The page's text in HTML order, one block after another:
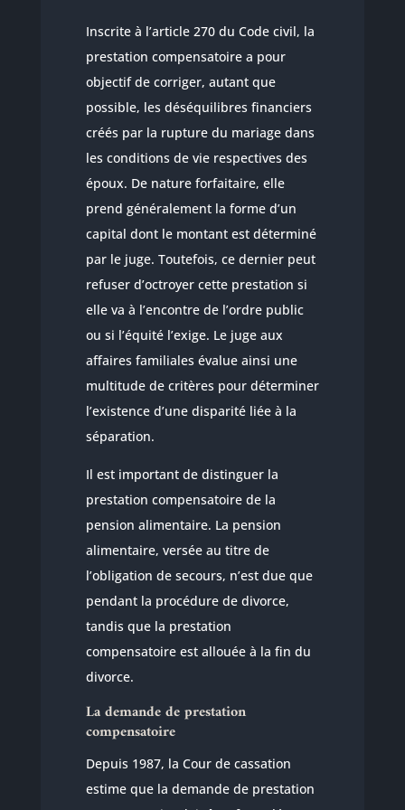
Inscrite à l’article 270 du Code civil, la
prestation compensatoire a pour
objectif de corriger, autant que
possible, les déséquilibres financiers
créés par la rupture du mariage dans
les conditions de vie respectives des
époux. De nature forfaitaire, elle
prend généralement la forme d’un
capital dont le montant est déterminé
par le juge. Toutefois, ce dernier peut
refuser d’octroyer cette prestation si
elle va à l’encontre de l’ordre public
ou si l’équité l’exige. Le juge aux
affaires familiales évalue ainsi une
multitude de critères pour déterminer
l’existence d’une disparité liée à la
séparation.
Il est important de distinguer la
prestation compensatoire de la
pension alimentaire. La pension
alimentaire, versée au titre de
l’obligation de secours, n’est due que
pendant la procédure de divorce,
tandis que la prestation
compensatoire est allouée à la fin du
divorce.
La demande de prestation
compensatoire
Depuis 1987, la Cour de cassation
estime que la demande de prestation